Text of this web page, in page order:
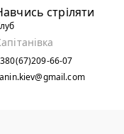
стріляти
66-07